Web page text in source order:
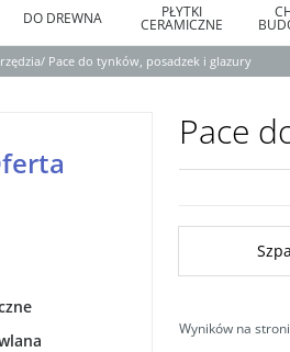
DO DREWNA PŁYTKI
CERAMICZNE
/ Pace do tynków, posadzek i glazury
Pace
Wyników na